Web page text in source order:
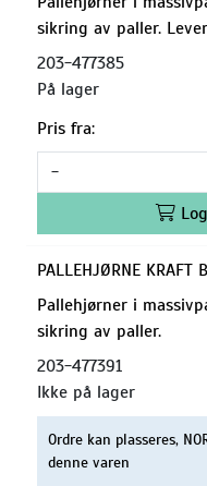
sikring av paller.
203-477385
På lager
Pris fra:
-
PALLEHJØRNE
Pallehjørner i
sikring av paller.
203-477391
Ikke på lager
Ordre kan plasseres,
denne varen